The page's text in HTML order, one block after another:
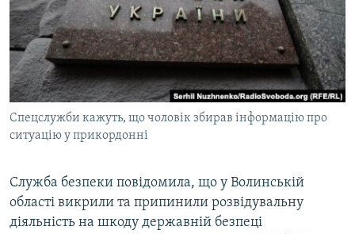
СПЕЦПРОЕКТИ
ДЕПОРТАЦІЯ
ВІДЕОУРОКИ «ELIFBE»
СВІДЧЕННЯ ОКУПАЦІЇ
УКРАЇНСЬКА ПРОБЛЕМА КРИМУ
ЯК ОБІЙТИ БЛОКУВАННЯ
Русский
Qırımtatar
Усі сайти RFE/RL
Спецслужби кажуть, що чоловік збирав інформацію про
ситуацію у прикордонні
Служба безпеки повідомила, що у Волинській
області викрили та припинили розвідувальну
діяльність на шкоду державній безпеці